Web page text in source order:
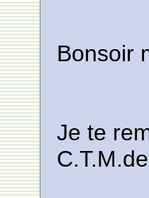
Bonsoir
Je te